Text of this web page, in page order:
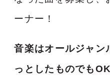
ーナー！
音楽はオールジャン
っとしたものでもOK